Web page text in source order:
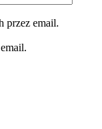
przez email.